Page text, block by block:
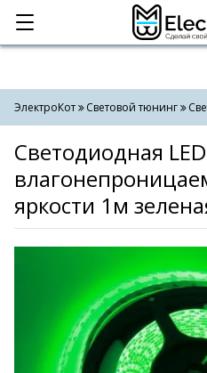
Категории
ЭлектроКот Световой тюнинг
Светодиодная
яркости 1м